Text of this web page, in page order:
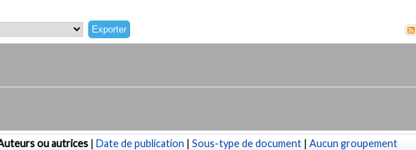
ou autrices | Date de publication | Sous-type de document | Aucun groupement